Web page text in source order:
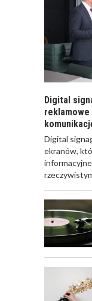
Digital
​Digital
ekranów,